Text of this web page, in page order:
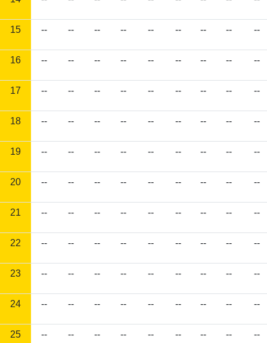
15 -- -- -- -- -- -- -- -- --
16 -- -- -- -- -- -- -- -- --
17 -- -- -- -- -- -- -- -- --
18 -- -- -- -- -- -- -- -- --
19 -- -- -- -- -- -- -- -- --
20 -- -- -- -- -- -- -- -- --
21 -- -- -- -- -- -- -- -- --
22 -- -- -- -- -- -- -- -- --
23 -- -- -- -- -- -- -- -- --
24 -- -- -- -- -- -- -- -- --
25 -- -- -- -- -- -- -- -- --